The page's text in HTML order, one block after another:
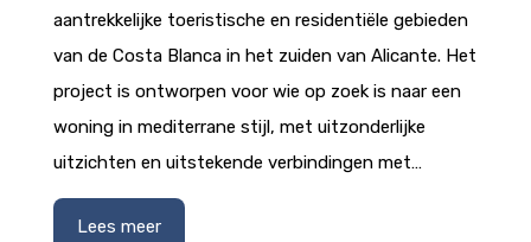
aantrekkelijke toeristische en residentiële gebieden
van de Costa Blanca in het zuiden van Alicante. Het
project is ontworpen voor wie op zoek is naar een
woning in mediterrane stijl, met uitzonderlijke
uitzichten en uitstekende verbindingen met…
Lees meer